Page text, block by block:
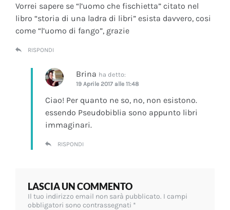
Vorrei sapere se “l’uomo che fischietta” citato nel
libro “storia di una ladra di libri” esista davvero, cosi
come “l’uomo di fango”, grazie
RISPONDI
Brina ha detto:
19 Aprile 2017 alle 11:48
Ciao! Per quanto ne so, no, non esistono.
essendo Pseudobiblia sono appunto libri
immaginari.
RISPONDI
LASCIA UN COMMENTO
Il tuo indirizzo email non sarà pubblicato. I campi
obbligatori sono contrassegnati *